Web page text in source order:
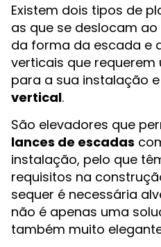
Existem dois tipos de
as que se deslocam
da forma da escada e
verticais que
para a sua instalação
vertical.
São elevadores que
lances de escadas
instalação, pelo que
requisitos na
sequer é necessária
não é apenas uma
também muito